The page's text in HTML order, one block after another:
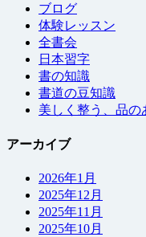
ブログ
体験レッスン
全書会
日本習字
書の知識
書道の豆知識
美しく整う、品の
アーカイブ
2026年1月
2025年12月
2025年11月
2025年10月